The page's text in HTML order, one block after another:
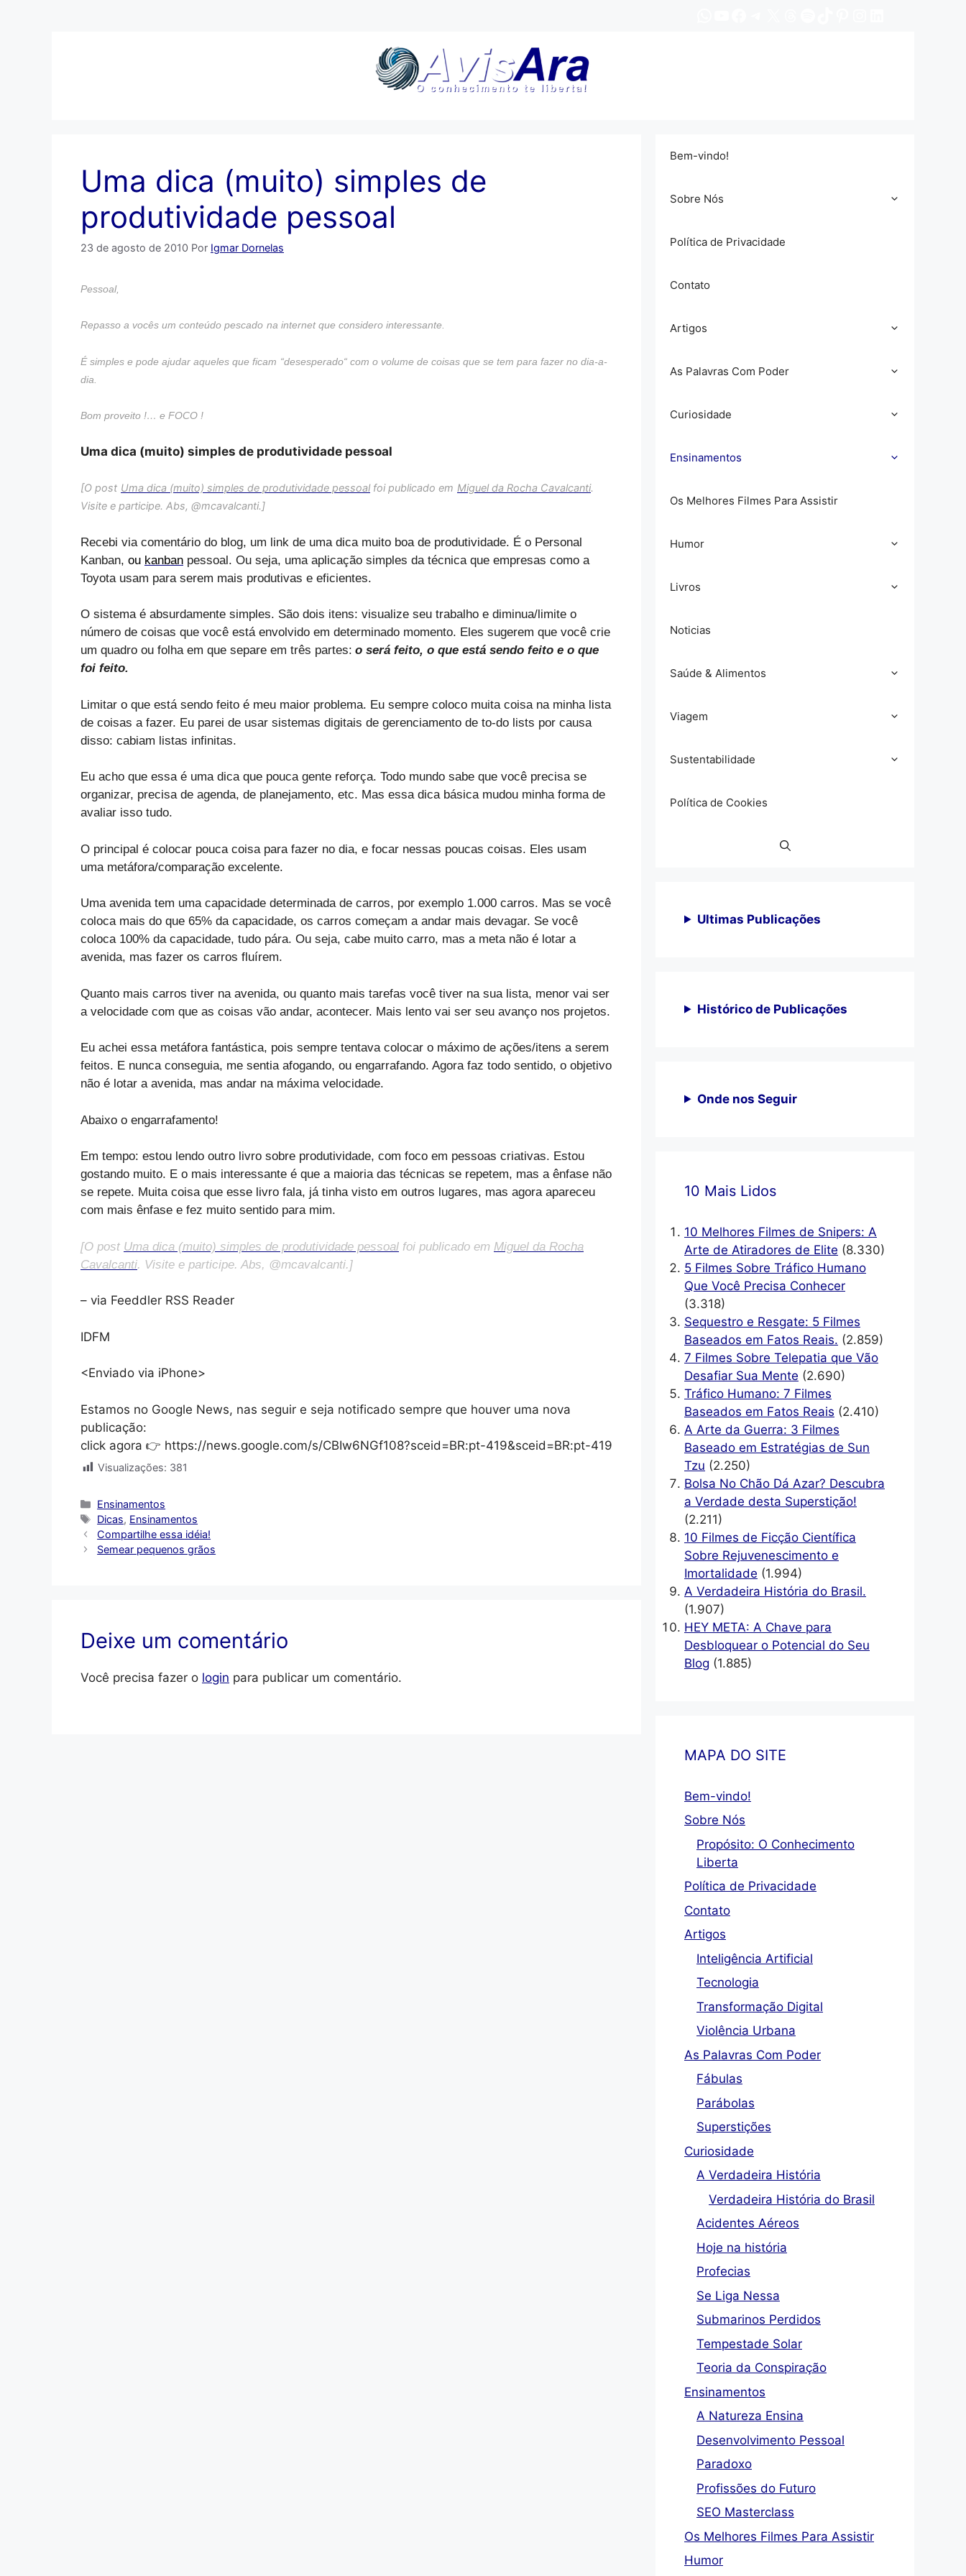
Uma dica (muito) simples de
produtividade pessoal
23 de agosto de 2010 Por Igmar Dornelas
Pessoal,
Repasso a vocês um conteúdo pescado na internet que considero interessante.
É simples e pode ajudar aqueles que ficam “desesperado“ com o volume de coisas que se tem para fazer no dia-a-
dia.
Bom proveito !… e FOCO !
Uma dica (muito) simples de produtividade pessoal
[O post Uma dica (muito) simples de produtividade pessoal foi publicado em Miguel da Rocha Cavalcanti.
Visite e participe. Abs, @mcavalcanti.]
Recebi via comentário do blog, um link de uma dica muito boa de produtividade. É o Personal
Kanban, ou kanban pessoal. Ou seja, uma aplicação simples da técnica que empresas como a
Toyota usam para serem mais produtivas e eficientes.
O sistema é absurdamente simples. São dois itens: visualize seu trabalho e diminua/limite o
número de coisas que você está envolvido em determinado momento. Eles sugerem que você crie
um quadro ou folha em que separe em três partes: o será feito, o que está sendo feito e o que
foi feito.
Limitar o que está sendo feito é meu maior problema. Eu sempre coloco muita coisa na minha lista
de coisas a fazer. Eu parei de usar sistemas digitais de gerenciamento de to-do lists por causa
disso: cabiam listas infinitas.
Eu acho que essa é uma dica que pouca gente reforça. Todo mundo sabe que você precisa se
organizar, precisa de agenda, de planejamento, etc. Mas essa dica básica mudou minha forma de
avaliar isso tudo.
O principal é colocar pouca coisa para fazer no dia, e focar nessas poucas coisas. Eles usam
uma metáfora/comparação excelente.
Uma avenida tem uma capacidade determinada de carros, por exemplo 1.000 carros. Mas se você
coloca mais do que 65% da capacidade, os carros começam a andar mais devagar. Se você
coloca 100% da capacidade, tudo pára. Ou seja, cabe muito carro, mas a meta não é lotar a
avenida, mas fazer os carros fluírem.
Quanto mais carros tiver na avenida, ou quanto mais tarefas você tiver na sua lista, menor vai ser
a velocidade com que as coisas vão andar, acontecer. Mais lento vai ser seu avanço nos projetos.
Eu achei essa metáfora fantástica, pois sempre tentava colocar o máximo de ações/itens a serem
feitos. E nunca conseguia, me sentia afogando, ou engarrafando. Agora faz todo sentido, o objetivo
não é lotar a avenida, mas andar na máxima velocidade.
Abaixo o engarrafamento!
Em tempo: estou lendo outro livro sobre produtividade, com foco em pessoas criativas. Estou
gostando muito. E o mais interessante é que a maioria das técnicas se repetem, mas a ênfase não
se repete. Muita coisa que esse livro fala, já tinha visto em outros lugares, mas agora apareceu
com mais ênfase e fez muito sentido para mim.
[O post Uma dica (muito) simples de produtividade pessoal foi publicado em Miguel da Rocha
Cavalcanti. Visite e participe. Abs, @mcavalcanti.]
– via Feeddler RSS Reader
IDFM
<Enviado via iPhone>
Estamos no Google News, nas seguir e seja notificado sempre que houver uma nova
publicação:
click agora 👉 https://news.google.com/s/CBIw6NGf108?sceid=BR:pt-419&sceid=BR:pt-419
Visualizações: 381
Categorias
Ensinamentos
Tags
Dicas, Ensinamentos
Compartilhe essa idéia!
Semear pequenos grãos
Deixe um comentário
Você precisa fazer o login para publicar um comentário.
Bem-vindo!
Sobre Nós
Política de Privacidade
Contato
Artigos
As Palavras Com Poder
Curiosidade
Ensinamentos
Os Melhores Filmes Para Assistir
Humor
Livros
Noticias
Saúde & Alimentos
Viagem
Sustentabilidade
Política de Cookies
Ultimas Publicações
Histórico de Publicações
Onde nos Seguir
10 Mais Lidos
10 Melhores Filmes de Snipers: A
Arte de Atiradores de Elite (8.330)
5 Filmes Sobre Tráfico Humano
Que Você Precisa Conhecer
(3.318)
Sequestro e Resgate: 5 Filmes
Baseados em Fatos Reais. (2.859)
7 Filmes Sobre Telepatia que Vão
Desafiar Sua Mente (2.690)
Tráfico Humano: 7 Filmes
Baseados em Fatos Reais (2.410)
A Arte da Guerra: 3 Filmes
Baseado em Estratégias de Sun
Tzu (2.250)
Bolsa No Chão Dá Azar? Descubra
a Verdade desta Superstição!
(2.211)
10 Filmes de Ficção Científica
Sobre Rejuvenescimento e
Imortalidade (1.994)
A Verdadeira História do Brasil.
(1.907)
HEY META: A Chave para
Desbloquear o Potencial do Seu
Blog (1.885)
MAPA DO SITE
Bem-vindo!
Sobre Nós
Propósito: O Conhecimento
Liberta
Política de Privacidade
Contato
Artigos
Inteligência Artificial
Tecnologia
Transformação Digital
Violência Urbana
As Palavras Com Poder
Fábulas
Parábolas
Superstições
Curiosidade
A Verdadeira História
Verdadeira História do Brasil
Acidentes Aéreos
Hoje na história
Profecias
Se Liga Nessa
Submarinos Perdidos
Tempestade Solar
Teoria da Conspiração
Ensinamentos
A Natureza Ensina
Desenvolvimento Pessoal
Paradoxo
Profissões do Futuro
SEO Masterclass
Os Melhores Filmes Para Assistir
Humor